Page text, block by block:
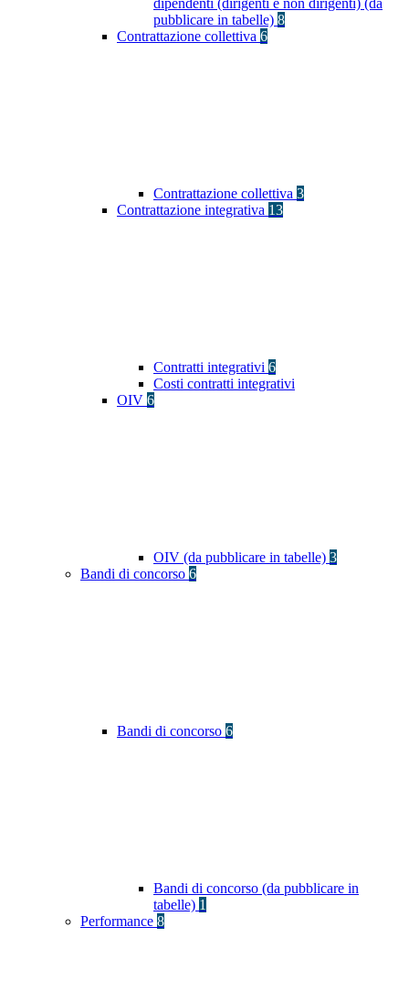
dipendenti (dirigenti e non dirigenti) (da
pubblicare in tabelle) 8
Contrattazione collettiva 6
Contrattazione collettiva 3
Contrattazione integrativa 13
Contratti integrativi 6
Costi contratti integrativi
OIV 6
OIV (da pubblicare in tabelle) 3
Bandi di concorso 6
Bandi di concorso 6
Bandi di concorso (da pubblicare in
tabelle) 1
Performance 8